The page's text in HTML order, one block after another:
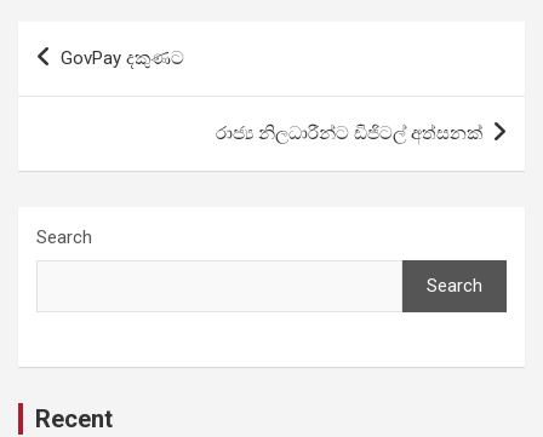
Post
navigation
GovPay දකුණට
රාජ්‍ය නිලධාරීන්ට ඩිජිටල් අත්සනක්
Search
Search
Recent